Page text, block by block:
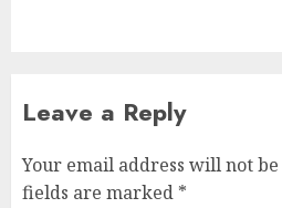
Leave a Reply
Your email address will not
fields are marked *